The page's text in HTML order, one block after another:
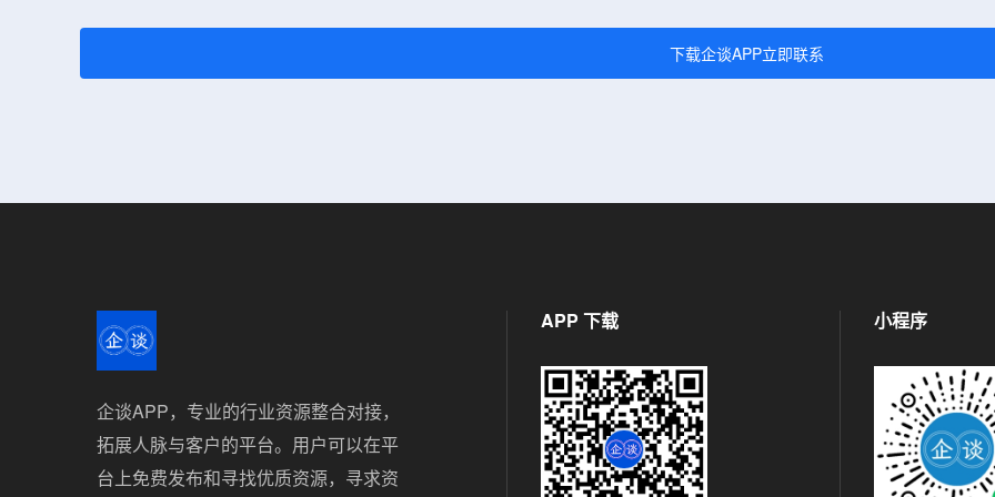
下载企谈APP立即联系
企谈APP，专业的行业资源整合对接，
拓展人脉与客户的平台。用户可以在平
台上免费发布和寻找优质资源，寻求资
APP 下载 小程序